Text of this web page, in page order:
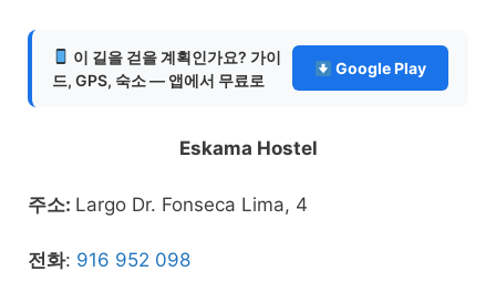
이 길을 걷을 계획인가요? 가이
드, GPS, 숙소 — 앱에서 무료로
Google Play
Eskama Hostel
주소: Largo Dr. Fonseca Lima, 4
전화: 916 952 098